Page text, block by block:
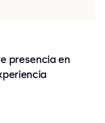
presencia en